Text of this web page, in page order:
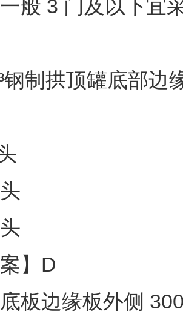
一般 3 门及以下
钢制拱顶罐底部边
】D
底板边缘板外侧